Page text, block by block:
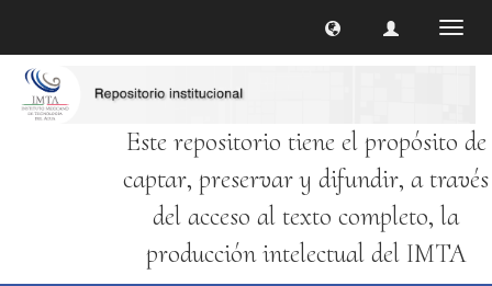
Este repositorio tiene el propósito de
captar, preservar y difundir, a través
del acceso al texto completo, la
producción intelectual del IMTA